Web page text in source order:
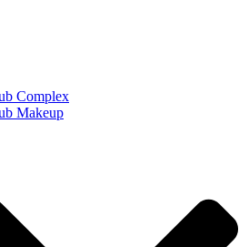
Complex
Makeup